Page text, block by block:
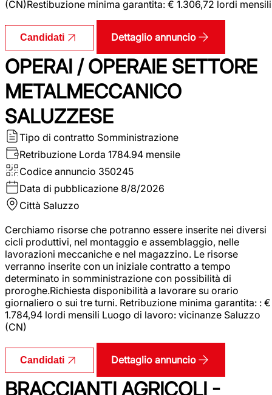
(CN)Restibuzione minima garantita: € 1.306,72 lordi mensili
Candidati Dettaglio annuncio
OPERAI / OPERAIE SETTORE
METALMECCANICO
SALUZZESE
Tipo di contratto Somministrazione
Retribuzione Lorda 1784.94 mensile
Codice annuncio 350245
Data di pubblicazione 8/8/2026
Città Saluzzo
Cerchiamo risorse che potranno essere inserite nei diversi
cicli produttivi, nel montaggio e assemblaggio, nelle
lavorazioni meccaniche e nel magazzino. Le risorse
verranno inserite con un iniziale contratto a tempo
determinato in somministrazione con possibilità di
proroghe.Richiesta disponibilità a lavorare su orario
giornaliero o sui tre turni. Retribuzione minima garantita: : €
1.784,94 lordi mensili Luogo di lavoro: vicinanze Saluzzo
(CN)
Candidati Dettaglio annuncio
BRACCIANTI AGRICOLI -